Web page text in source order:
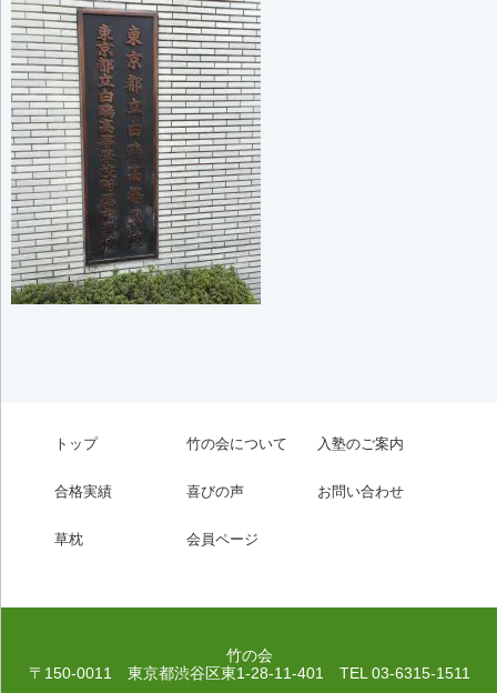
トップ 竹の会について 入塾のご案内
合格実績 喜びの声 お問い合わせ
草枕 会員ページ
竹の会
〒150-0011 東京都渋谷区東1-28-11-401 TEL 03-6315-1511